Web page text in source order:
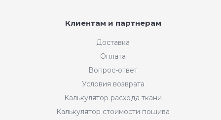
Клиентам и партнерам
Доставка
Оплата
Вопрос-ответ
Условия возврата
Калькулятор расхода ткани
Калькулятор стоимости пошива